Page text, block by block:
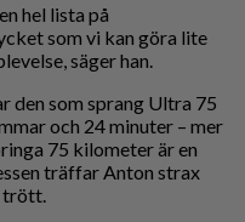
hel lista på
som vi kan göra lite
säger han.
den som sprang Ultra 75
och 24 minuter – mer
75 kilometer är en
träffar Anton strax
trött.